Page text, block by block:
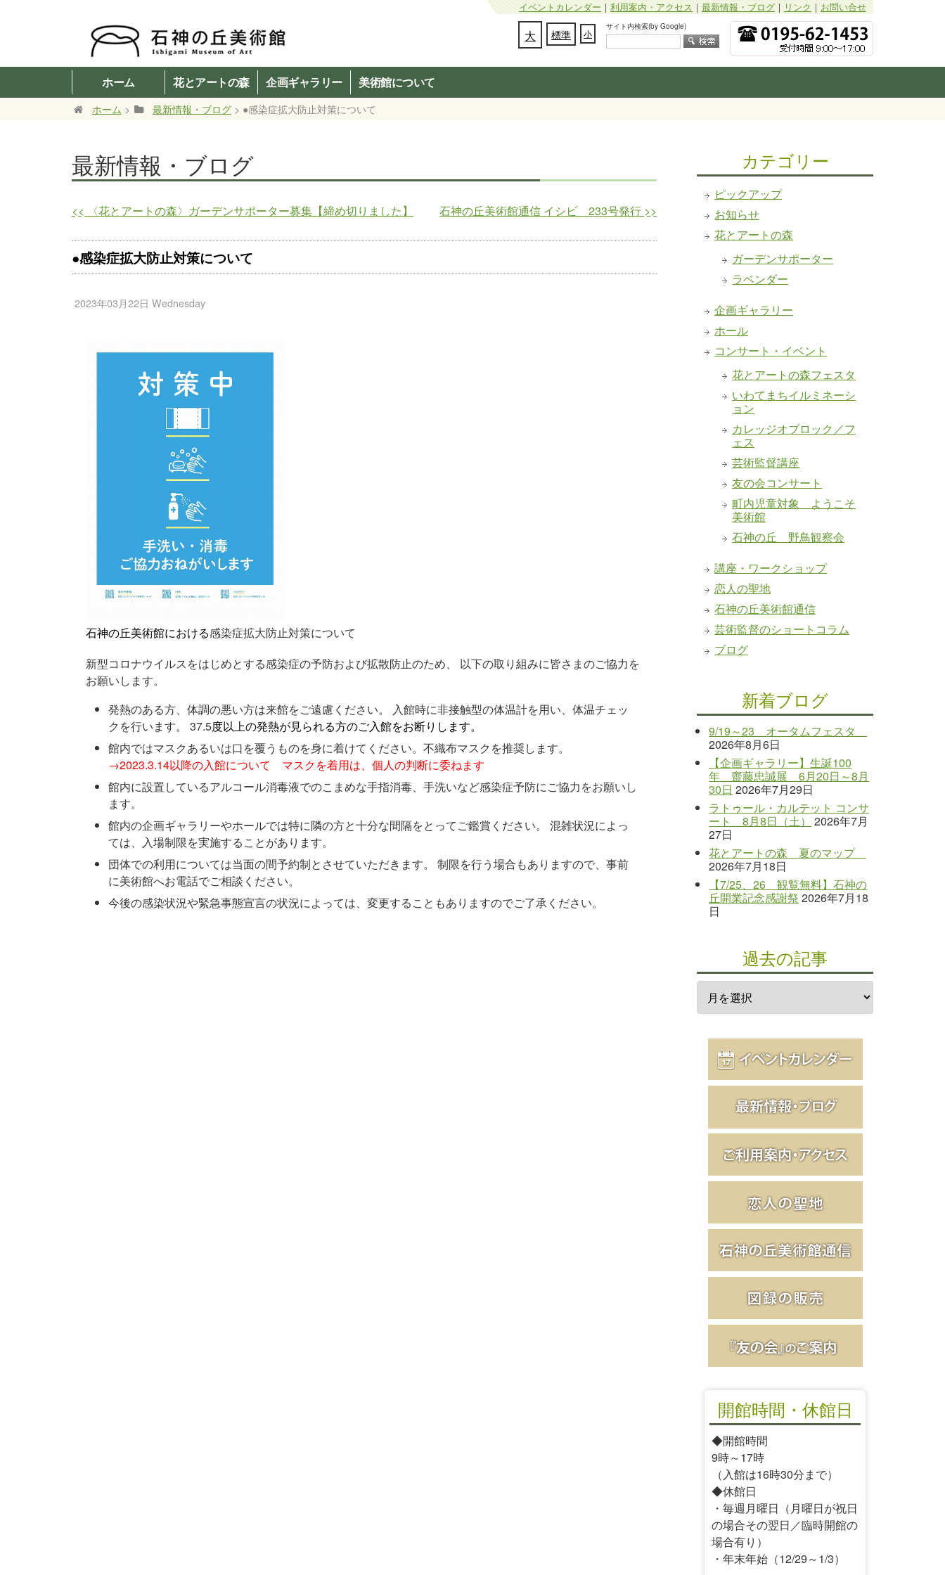
イベントカレンダー｜利用案内・アクセス｜最新情報・ブログ｜リンク｜お問い合せ
サイト内検索(by Google)
大 標準 小
ホーム 花とアートの森 企画ギャラリー 美術館について
ホーム > 最新情報・ブログ > ●感染症拡大防止対策について
最新情報・ブログ
<< 〈花とアートの森〉ガーデンサポーター募集【締め切りました】 石神の丘美術館通信 イシビ 233号発行 >>
●感染症拡大防止対策について
2023年03月22日 Wednesday
石神の丘美術館における感染症拡大防止対策について
新型コロナウイルスをはじめとする感染症の予防および拡散防止のため、 以下の取り組みに皆さまのご協力を
お願いします。
発熱のある方、体調の悪い方は来館をご遠慮ください。 入館時に非接触型の体温計を用い、体温チェッ
クを行います。 37.5度以上の発熱が見られる方のご入館をお断りします。
館内ではマスクあるいは口を覆うものを身に着けてください。不織布マスクを推奨します。
→2023.3.14以降の入館について マスクを着用は、個人の判断に委ねます
館内に設置しているアルコール消毒液でのこまめな手指消毒、手洗いなど感染症予防にご協力をお願いし
ます。
館内の企画ギャラリーやホールでは特に隣の方と十分な間隔をとってご鑑賞ください。 混雑状況によっ
ては、入場制限を実施することがあります。
団体での利用については当面の間予約制とさせていただきます。 制限を行う場合もありますので、事前
に美術館へお電話でご相談ください。
今後の感染状況や緊急事態宣言の状況によっては、変更することもありますのでご了承ください。
カテゴリー
ピックアップ
お知らせ
花とアートの森
ガーデンサポーター
ラベンダー
企画ギャラリー
ホール
コンサート・イベント
花とアートの森フェスタ
いわてまちイルミネーシ
ョン
カレッジオブロック／フ
ェス
芸術監督講座
友の会コンサート
町内児童対象 ようこそ
美術館
石神の丘 野鳥観察会
講座・ワークショップ
恋人の聖地
石神の丘美術館通信
芸術監督のショートコラム
ブログ
新着ブログ
9/19～23 オータムフェスタ
2026年8月6日
【企画ギャラリー】生誕100
年 齋藤忠誠展 6月20日～8月
30日 2026年7月29日
ラトゥール・カルテット コンサ
ート 8月8日（土）
2026年7月
27日
花とアートの森 夏のマップ
2026年7月18日
【7/25、26 観覧無料】石神の
丘開業記念感謝祭 2026年7月18
日
過去の記事
開館時間・休館日
◆開館時間
9時～17時
（入館は16時30分まで）
◆休館日
・毎週月曜日（月曜日が祝日
の場合その翌日／臨時開館の
場合有り）
・年末年始（12/29～1/3）